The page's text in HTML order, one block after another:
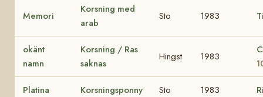
Memori
Korsning med
arab
Sto 1983
okänt
namn
Korsning / Ras
saknas
Hingst 1983
Platina Korsningsponny Sto 1983